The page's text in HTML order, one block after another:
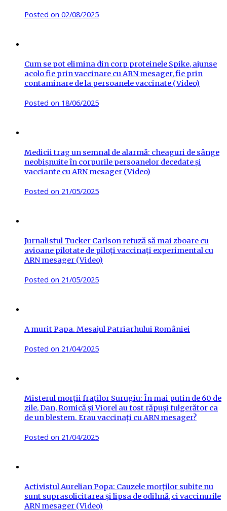
Posted on 02/08/2025
Cum se pot elimina din corp proteinele Spike, ajunse
acolo fie prin vaccinare cu ARN mesager, fie prin
contaminare de la persoanele vaccinate (Video)
Posted on 18/06/2025
Medicii trag un semnal de alarmă: cheaguri de sânge
neobișnuite în corpurile persoanelor decedate și
vacciante cu ARN mesager (Video)
Posted on 21/05/2025
Jurnalistul Tucker Carlson refuză să mai zboare cu
avioane pilotate de piloți vaccinați experimental cu
ARN mesager (Video)
Posted on 21/05/2025
A murit Papa. Mesajul Patriarhului României
Posted on 21/04/2025
Misterul morții fraților Surugiu: În mai putin de 60 de
zile, Dan, Romică și Viorel au fost răpuși fulgerător ca
de un blestem. Erau vaccinați cu ARN mesager?
Posted on 21/04/2025
Activistul Aurelian Popa: Cauzele morților subite nu
sunt suprasolicitarea și lipsa de odihnă, ci vaccinurile
ARN mesager (Video)